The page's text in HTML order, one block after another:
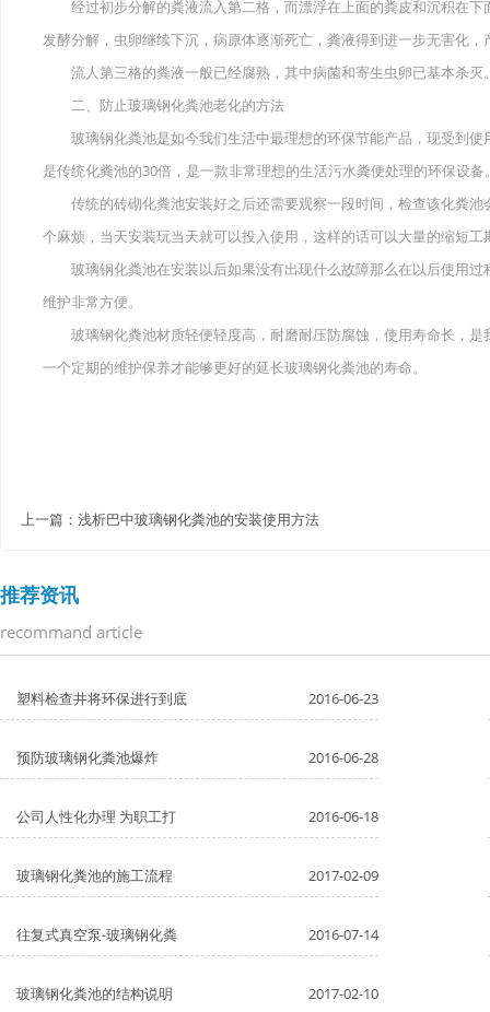
经过初步分解的粪液流入第二格，而漂浮在上面的粪皮和沉积在下
发酵分解，虫卵继续下沉，病原体逐渐死亡，粪液得到进一步无害化
流人第三格的粪液一般已经腐熟，其中病菌和寄生虫卵已基本杀灭
二、防止玻璃钢化粪池老化的方法
玻璃钢化粪池是如今我们生活中最理想的环保节能产品，现受到使
是传统化粪池的30倍，是一款非常理想的生活污水粪便处理的环保设备
传统的砖砌化粪池安装好之后还需要观察一段时间，检查该化粪池
个麻烦，当天安装玩当天就可以投入使用，这样的话可以大量的缩短工
玻璃钢化粪池在安装以后如果没有出现什么故障那么在以后使用过
维护非常方便。
玻璃钢化粪池材质轻便轻度高，耐磨耐压防腐蚀，使用寿命长，是
一个定期的维护保养才能够更好的延长玻璃钢化粪池的寿命。
上一篇： 浅析巴中玻璃钢化粪池的安装使用方法
推荐资讯
recommand article
塑料检查井将环保进行到底 2016-06-23
预防玻璃钢化粪池爆炸 2016-06-28
公司人性化办理 为职工打 2016-06-18
玻璃钢化粪池的施工流程 2017-02-09
往复式真空泵-玻璃钢化粪 2016-07-14
玻璃钢化粪池的结构说明 2017-02-10